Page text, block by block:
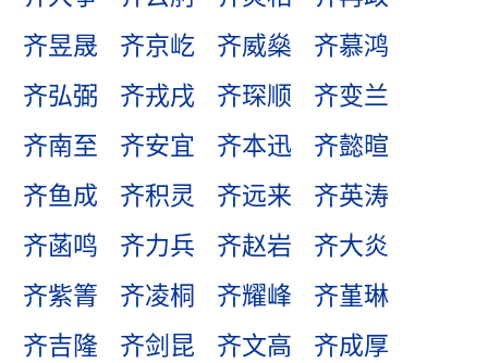
齐昱晟
齐京屹 齐威燊
齐慕鸿
齐弘弼
齐戎戌 齐琛顺
齐变兰
齐南至
齐安宜 齐本迅
齐懿暄
齐鱼成
齐积灵 齐远来
齐英涛
齐菡鸣
齐力兵 齐赵岩
齐大炎
齐紫箐
齐凌桐 齐耀峰
齐堇琳
齐吉隆
齐剑昆 齐文高
齐成厚